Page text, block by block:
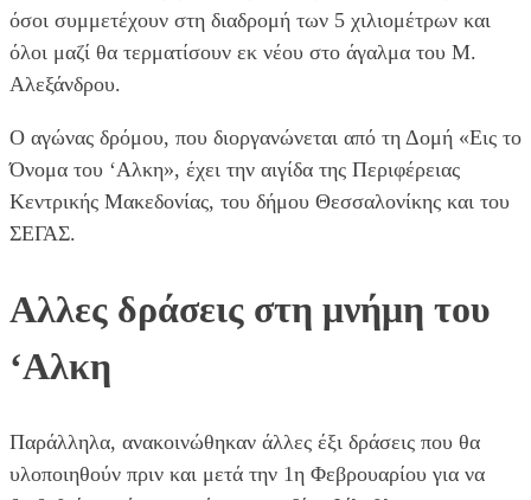
όσοι συμμετέχουν στη διαδρομή των 5 χιλιομέτρων και
όλοι μαζί θα τερματίσουν εκ νέου στο άγαλμα του Μ.
Αλεξάνδρου.
Ο αγώνας δρόμου, που διοργανώνεται από τη Δομή «Εις το
Όνομα του ‘Αλκη», έχει την αιγίδα της Περιφέρειας
Κεντρικής Μακεδονίας, του δήμου Θεσσαλονίκης και του
ΣΕΓΑΣ.
Αλλες δράσεις στη μνήμη του
‘Αλκη
Παράλληλα, ανακοινώθηκαν άλλες έξι δράσεις που θα
υλοποιηθούν πριν και μετά την 1η Φεβρουαρίου για να